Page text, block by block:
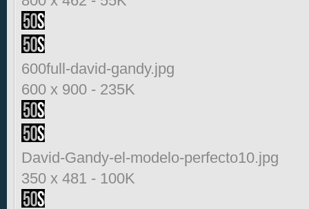
600full-david-gandy.jpg
600 x 900 - 235K
David-Gandy-el-modelo-perfecto10.jpg
350 x 481 - 100K